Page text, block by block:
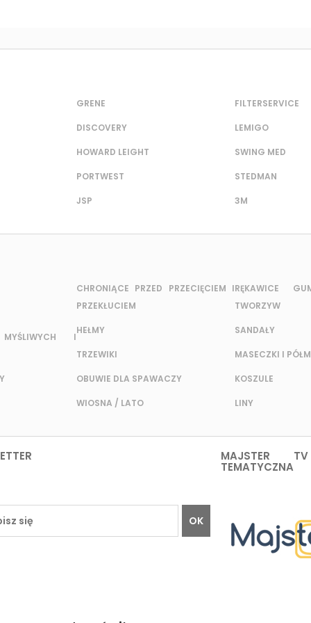
GRENE
DISCOVERY
HOWARD LEIGHT
PORTWEST
JSP
FILTERSERVICE
LEMIGO
SWING MED
STEDMAN
3M
I
CHRONIĄCE PRZED PRZECIĘCIEM I
PRZEKŁUCIEM
HEŁMY
TRZEWIKI
OBUWIE DLA SPAWACZY
WIOSNA / LATO
RĘKAWICE
TWORZYW
SANDAŁY
MASECZKI I
KOSZULE
LINY
OK
MAJSTER
TEMATYCZNA